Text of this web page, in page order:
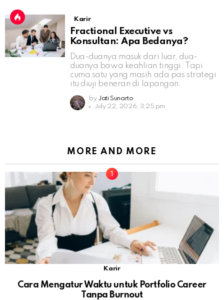
Karir
Fractional Executive vs
Konsultan: Apa Bedanya?
Dua-duanya masuk dari luar, dua-
duanya bawa keahlian tinggi. Tapi
cuma satu yang masih ada pas strategi
itu diuji beneran di lapangan.
by Jati Sunarto
July 22, 2026, 3:25 pm
MORE AND MORE
Karir
Cara Mengatur Waktu untuk Portfolio Career
Tanpa Burnout